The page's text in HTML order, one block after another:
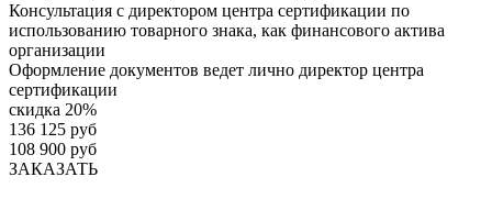
Консультация с директором центра сертификации по
использованию товарного знака, как финансового актива
организации
Оформление документов ведет лично директор центра
сертификации
скидка 20%
136 125 руб
108 900 руб
ЗАКАЗАТЬ